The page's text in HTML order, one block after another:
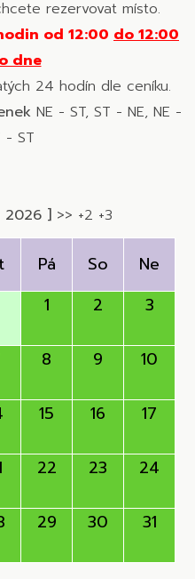
rezervovat místo.
od 12:00 do 12:00
dne
24 hodín dle ceníku.
NE - ST, ST - NE, NE -
- ST
2026 ] >> +2 +3
Pá So
Ne
1
2 3
8 9 10
15 16 17
22 23 24
29 30 31